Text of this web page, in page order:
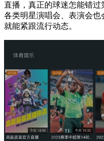
直播，真正的球迷怎能错过
各类明星演唱会、表演会
就能紧跟流行动态。